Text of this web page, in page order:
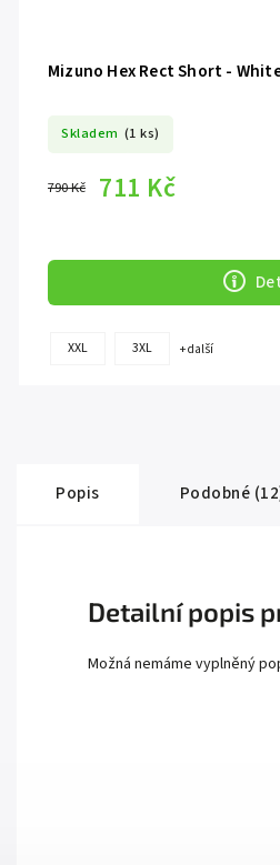
Mizuno Hex Rect Short -
Skladem (1 ks)
790 Kč 711 Kč
XXL 3XL + další
Popis Podobné
Detailní popis
Možná nemáme vyplněný